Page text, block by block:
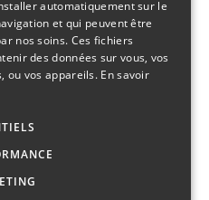
automatiquement sur le
et qui peuvent être
nos soins. Ces fichiers
des données sur vous, vos
ou vos appareils. En savoir